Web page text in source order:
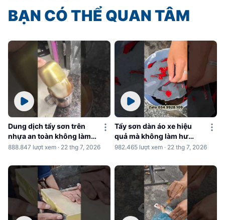
BẠN CÓ THỂ QUAN TÂM
Dung dịch tẩy sơn trên
nhựa an toàn không làm
hư nhựa
888.847 lượt xem · 22 thg 7, 2026
Tẩy sơn dàn áo xe hiệu
quả mà không làm hư
nhựa
982.465 lượt xem · 22 thg 7, 2026